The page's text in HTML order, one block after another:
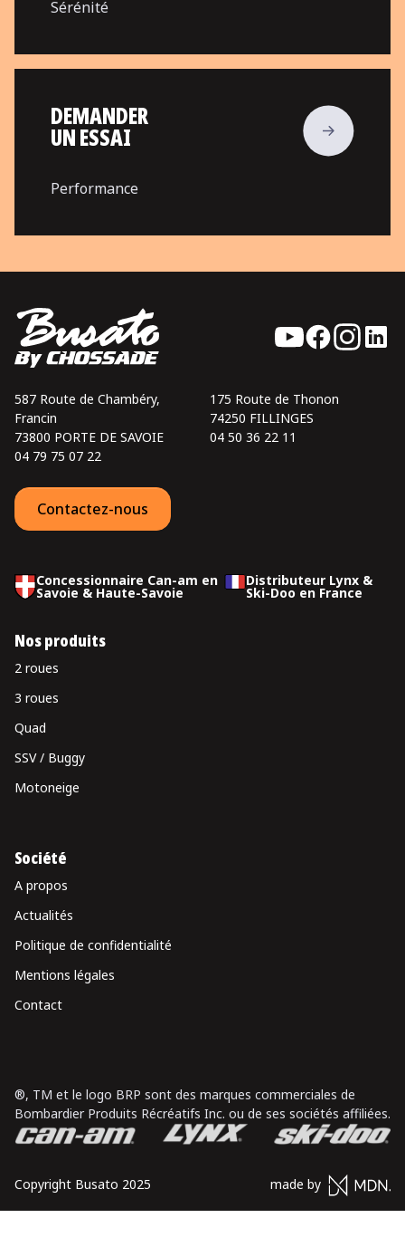
Sérénité
DEMANDER
UN ESSAI
Performance
587 Route de Chambéry,
Francin
73800 PORTE DE SAVOIE
04 79 75 07 22
175 Route de Thonon
74250 FILLINGES
04 50 36 22 11
Contactez-nous
Concessionnaire Can-am en
Savoie & Haute-Savoie
Distributeur Lynx &
Ski-Doo en France
Nos produits
2 roues
3 roues
Quad
SSV / Buggy
Motoneige
Société
A propos
Actualités
Politique de confidentialité
Mentions légales
Contact
®, TM et le logo BRP sont des marques commerciales de
Bombardier Produits Récréatifs Inc. ou de ses sociétés affiliées.
Copyright Busato 2025 made by